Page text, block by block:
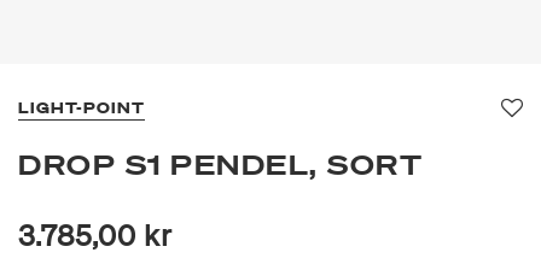
LIGHT-POINT
DROP S1 PENDEL, SORT
3.785,00 kr